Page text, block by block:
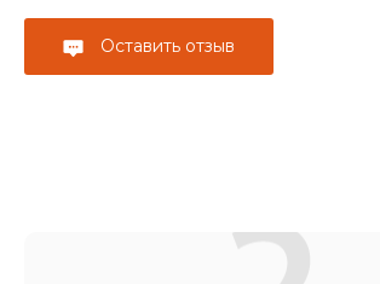
Оставить отзыв